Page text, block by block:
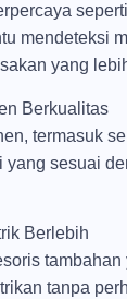
mendeteksi
yang
Berkualitas
termasuk
yang sesuai
Berlebih
tambahan
tanpa